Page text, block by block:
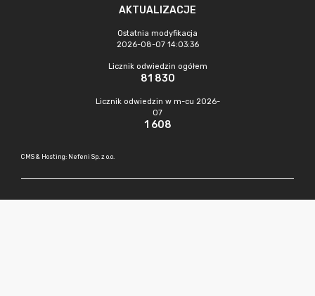
AKTUALIZACJE
Ostatnia modyfikacja
2026-08-07 14:03:36
Licznik odwiedzin ogółem
81 830
Licznik odwiedzin w m-cu 2026-
07
1 608
CMS & Hosting: Nefeni Sp. z o.o.